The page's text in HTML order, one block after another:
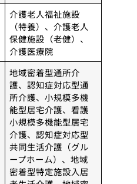
介護老人福祉施設
（特養）、介護老人
保健施設（老健）、
介護医療院
地域密着型通所介
護、認知症対応型通
所介護、小規模多機
能型居宅介護、看護
小規模多機能型居宅
介護、認知症対応型
共同生活介護（グル
ープホーム）、地域
密着型特定施設入居